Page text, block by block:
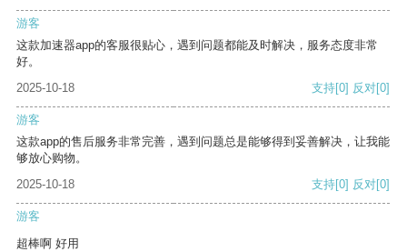
游客
这款加速器app的客服很贴心，遇到问题都能及时解决，服务态度非常
好。
2025-10-18
支持[0] 反对[0]
游客
这款app的售后服务非常完善，遇到问题总是能够得到妥善解决，让我能
够放心购物。
2025-10-18
支持[0] 反对[0]
游客
超棒啊 好用